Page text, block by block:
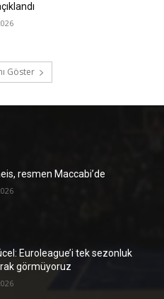
Göster
resmen Maccabi’de
Euroleague’i tek sezonluk
görmüyoruz